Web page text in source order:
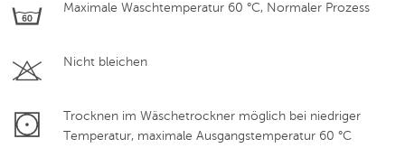
Maximale Waschtemperatur 60 °C, Normaler Prozess
Nicht bleichen
Trocknen im Wäschetrockner möglich bei niedriger
Temperatur, maximale Ausgangstemperatur 60 °C